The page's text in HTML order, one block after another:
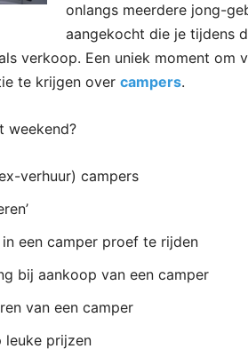
onlangs meerdere jong-
aangekocht die je tijdens
verkoop. Een uniek moment om
te krijgen over campers.
weekend?
verhuur) campers
een camper proef te rijden
bij aankoop van een camper
van een camper
leuke prijzen